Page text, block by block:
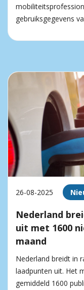
gebruiksgegevens
26-08-2025
Nederland
uit met 1600
maand
Nederland breidt in
laadpunten uit. Het
gemiddeld 1600